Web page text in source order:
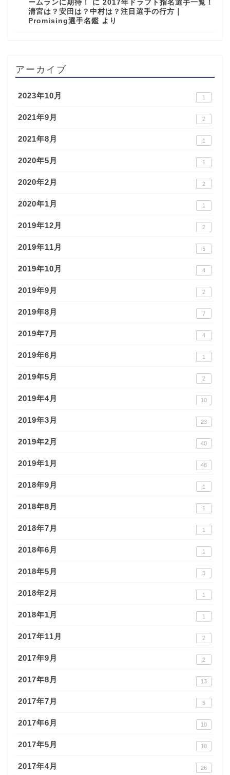
ームランに期待！ に 2017年ドラフト指名選手一覧！
清宮は？安田は？中村は？注目選手の行方｜
Promising選手名鑑 より
アーカイブ
2023年10月 1
2021年9月 2
2021年8月 1
2020年5月 1
2020年2月 2
2020年1月 1
2019年12月 2
2019年11月 5
2019年10月 4
2019年9月 2
2019年8月 7
2019年7月 4
2019年6月 1
2019年5月 2
2019年4月 10
2019年3月 23
2019年2月 40
2019年1月 46
2018年9月 1
2018年8月 1
2018年7月 1
2018年6月 1
2018年5月 3
2018年2月 1
2018年1月 1
2017年11月 2
2017年9月 2
2017年8月 13
2017年7月 5
2017年6月 10
2017年5月 18
2017年4月 26